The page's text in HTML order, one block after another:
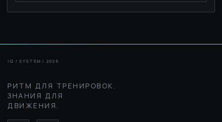
РИТМ ДЛЯ ТРЕНИРОВОК.
ЗНАНИЯ ДЛЯ
ДВИЖЕНИЯ.